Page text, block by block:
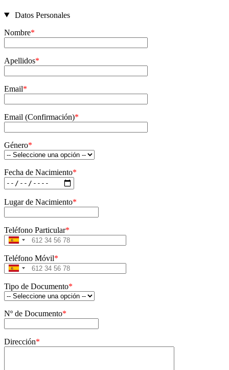
Datos Personales
Nombre*
Apellidos*
Email*
Email (Confirmación)*
Género*
Fecha de Nacimiento*
Lugar de Nacimiento*
Teléfono Particular*
Spain
Teléfono Móvil*
Spain
Tipo de Documento*
Nº de Documento*
Dirección*